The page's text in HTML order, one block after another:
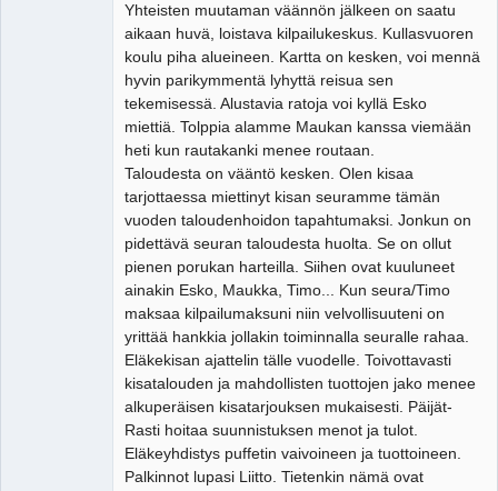
Yhteisten muutaman väännön jälkeen on saatu
aikaan huvä, loistava kilpailukeskus. Kullasvuoren
koulu piha alueineen. Kartta on kesken, voi mennä
hyvin parikymmentä lyhyttä reisua sen
tekemisessä. Alustavia ratoja voi kyllä Esko
miettiä. Tolppia alamme Maukan kanssa viemään
heti kun rautakanki menee routaan.
Taloudesta on vääntö kesken. Olen kisaa
tarjottaessa miettinyt kisan seuramme tämän
vuoden taloudenhoidon tapahtumaksi. Jonkun on
pidettävä seuran taloudesta huolta. Se on ollut
pienen porukan harteilla. Siihen ovat kuuluneet
ainakin Esko, Maukka, Timo... Kun seura/Timo
maksaa kilpailumaksuni niin velvollisuuteni on
yrittää hankkia jollakin toiminnalla seuralle rahaa.
Eläkekisan ajattelin tälle vuodelle. Toivottavasti
kisatalouden ja mahdollisten tuottojen jako menee
alkuperäisen kisatarjouksen mukaisesti. Päijät-
Rasti hoitaa suunnistuksen menot ja tulot.
Eläkeyhdistys puffetin vaivoineen ja tuottoineen.
Palkinnot lupasi Liitto. Tietenkin nämä ovat